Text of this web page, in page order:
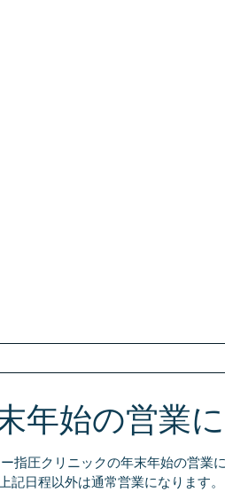
年始の営業
指圧クリニックの年末年始の営業
記日程以外は通常営業になります